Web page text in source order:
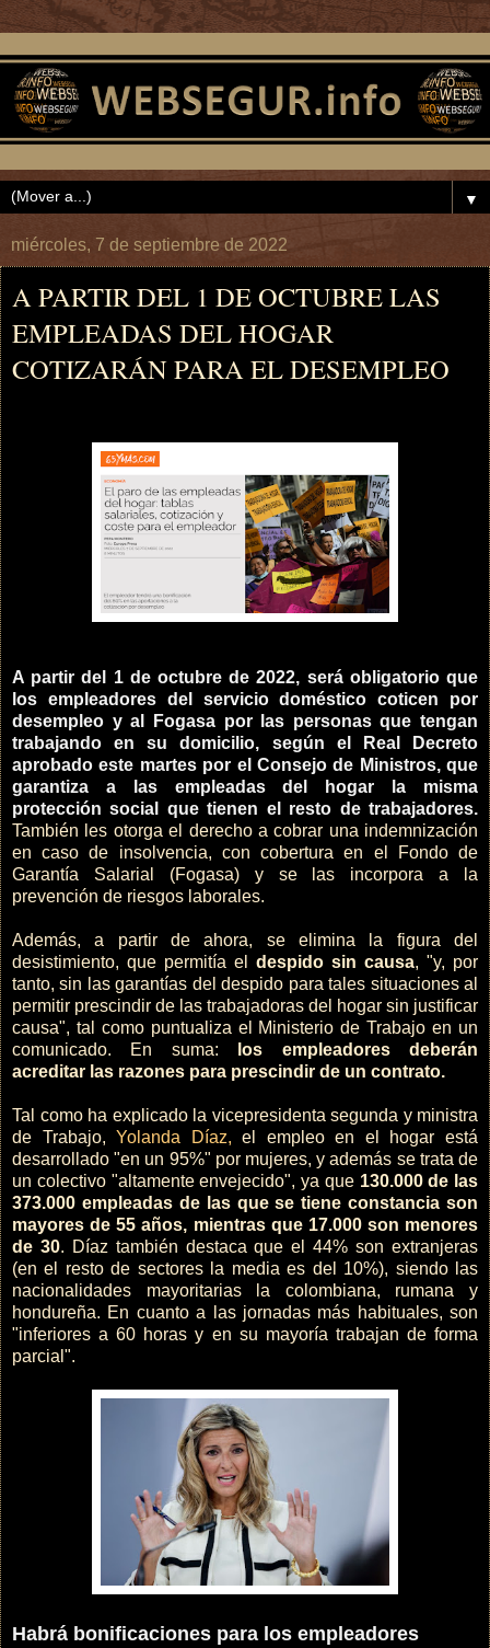
▼
miércoles, 7 de septiembre de 2022
A PARTIR DEL 1 DE OCTUBRE LAS
EMPLEADAS DEL HOGAR
COTIZARÁN PARA EL DESEMPLEO
A partir del 1 de octubre de 2022, será obligatorio que
los empleadores del servicio doméstico coticen por
desempleo y al Fogasa por las personas que tengan
trabajando en su domicilio, según el Real Decreto
aprobado este martes por el Consejo de Ministros, que
garantiza a las empleadas del hogar la misma
protección social que tienen el resto de trabajadores.
También les otorga el derecho a cobrar una indemnización
en caso de insolvencia, con cobertura en el Fondo de
Garantía Salarial (Fogasa) y se las incorpora a la
prevención de riesgos laborales.
Además, a partir de ahora, se elimina la figura del
desistimiento, que permitía el despido sin causa, "y, por
tanto, sin las garantías del despido para tales situaciones al
permitir prescindir de las trabajadoras del hogar sin justificar
causa", tal como puntualiza el Ministerio de Trabajo en un
comunicado. En suma:
los empleadores deberán
acreditar las razones para prescindir de un contrato.
Tal como ha explicado la vicepresidenta segunda y ministra
de Trabajo,Yolanda Díaz, el empleo en el hogar está
desarrollado "en un 95%" por mujeres, y además se trata de
un colectivo "altamente envejecido", ya que 130.000 de las
373.000 empleadas de las que se tiene constancia son
mayores de 55 años, mientras que 17.000 son menores
de 30. Díaz también destaca que el 44% son extranjeras
(en el resto de sectores la media es del 10%), siendo las
nacionalidades mayoritarias la colombiana, rumana y
hondureña. En cuanto a las jornadas más habituales, son
"inferiores a 60 horas y en su mayoría trabajan de forma
parcial".
Habrá bonificaciones para los empleadores